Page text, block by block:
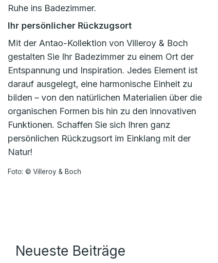
Ruhe ins Badezimmer.
Ihr persönlicher Rückzugsort
Mit der Antao-Kollektion von Villeroy & Boch
gestalten Sie Ihr Badezimmer zu einem Ort der
Entspannung und Inspiration. Jedes Element ist
darauf ausgelegt, eine harmonische Einheit zu
bilden – von den natürlichen Materialien über die
organischen Formen bis hin zu den innovativen
Funktionen. Schaffen Sie sich Ihren ganz
persönlichen Rückzugsort im Einklang mit der
Natur!
Foto: © Villeroy & Boch
Neueste Beiträge